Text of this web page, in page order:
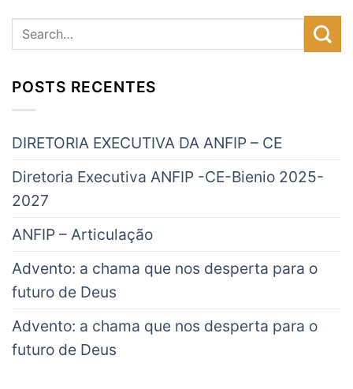
POSTS RECENTES
DIRETORIA EXECUTIVA DA ANFIP – CE
Diretoria Executiva ANFIP -CE-Bienio 2025-
2027
ANFIP – Articulação
Advento: a chama que nos desperta para o
futuro de Deus
Advento: a chama que nos desperta para o
futuro de Deus